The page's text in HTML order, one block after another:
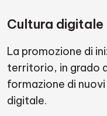
Cultura digitale
La promozione di
territorio, in grado
formazione di
digitale.